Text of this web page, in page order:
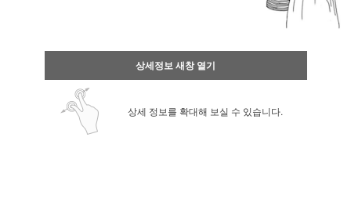
상세정보 새창 열기
상세 정보를 확대해 보실 수 있습니다.